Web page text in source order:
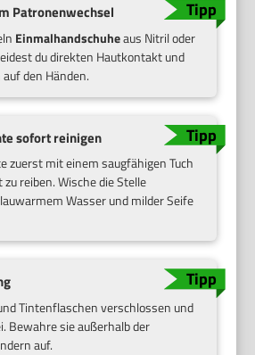
Patronenwechsel
Einmalhandschuheaus Nitril oder
du direkten Hautkontakt und
den Händen.
sofort reinigen
zuerst mit einem saugfähigen Tuch
reiben. Wische die Stelle
Wasser und milder Seife
Tintenflaschen verschlossen und
Bewahre sie außerhalb der
auf.